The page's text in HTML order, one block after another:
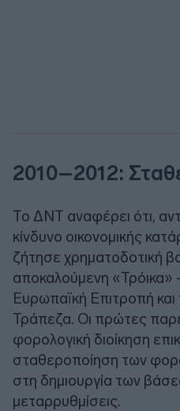
2010–2012:
Το ΔΝΤ αναφέρει ότι,
κίνδυνο οικονομικής
ζήτησε χρηματοδοτική
αποκαλούμενη
Ευρωπαϊκή Επιτροπή
Τράπεζα. Οι πρώτες
φορολογική διοίκηση
σταθεροποίηση των
στη δημιουργία των
μεταρρυθμίσεις.